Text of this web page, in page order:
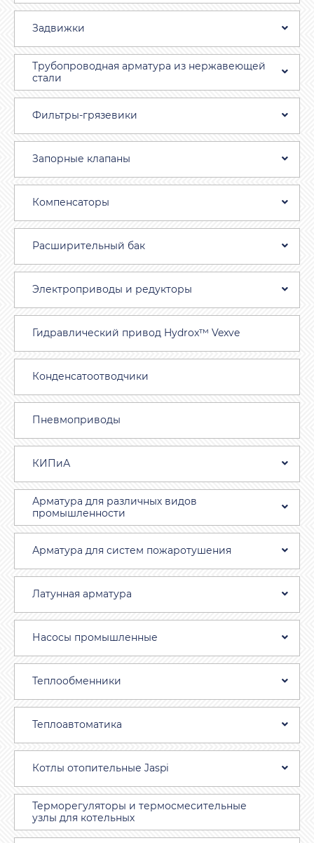
Задвижки
Трубопроводная aрматура из нержавеющей
стали
Фильтры-грязевики
Запорные клапаны
Компенсаторы
Расширительный бак
Электроприводы и редукторы
Гидравлический привод Hydrox™ Vexve
Конденсатоотводчики
Пневмоприводы
КИПиА
Арматура для различных видов
промышленности
Арматура для систем пожаротушения
Латунная арматура
Насосы промышленные
Теплообменники
Теплоавтоматика
Котлы отопительные Jaspi
Терморегуляторы и термосмесительные
узлы для котельных